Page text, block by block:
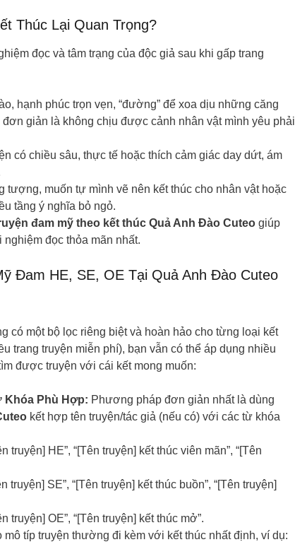
Thúc Lại Quan Trọng?
đọc và tâm trạng của độc giả sau khi gấp trang
hạnh phúc trọn vẹn, “đường” để xoa dịu những căng
giản là không chịu được cảnh nhân vật mình yêu phải
có chiều sâu, thực tế hoặc thích cảm giác day dứt, ám
tượng, muốn tự mình vẽ nên kết thúc cho nhân vật hoặc
tầng ý nghĩa bỏ ngỏ.
đam mỹ theo kết thúc Quả Anh Đào Cuteo giúp
đọc thỏa mãn nhất.
Đam HE, SE, OE Tại Quả Anh Đào Cuteo
có một bộ lọc riêng biệt và hoàn hảo cho từng loại kết
trang truyện miễn phí), bạn vẫn có thể áp dụng nhiều
được truyện với cái kết mong muốn:
Khóa Phù Hợp: Phương pháp đơn giản nhất là dùng
kết hợp tên truyện/tác giả (nếu có) với các từ khóa
truyện] HE”, “[Tên truyện] kết thúc viên mãn”, “[Tên
SE”, “[Tên truyện] kết thúc buồn”, “[Tên truyện]
truyện] OE”, “[Tên truyện] kết thúc mở”.
mô típ truyện thường đi kèm với kết thúc nhất định, ví dụ: